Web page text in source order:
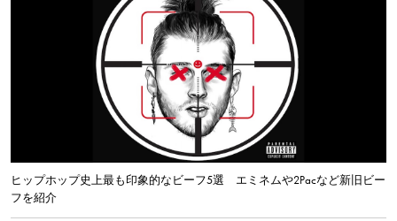
ヒップホップ史上最も印象的なビーフ5選 エミネムや2Pacなど新旧ビー
フを紹介